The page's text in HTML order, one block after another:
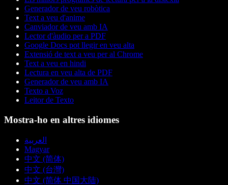
Generador de veu robòtica
Text a veu d'anime
Canviador de veu amb IA
Lector d'àudio per a PDF
Google Docs pot llegir en veu alta
Extensió de text a veu per al Chrome
Text a veu en hindi
Lectura en veu alta de PDF
Generador de veu amb IA
Texto a Voz
Leitor de Texto
Mostra-ho en altres idiomes
العربية
Magyar
中文 (简体)
中文 (台灣)
中文 (简体 中国大陆)